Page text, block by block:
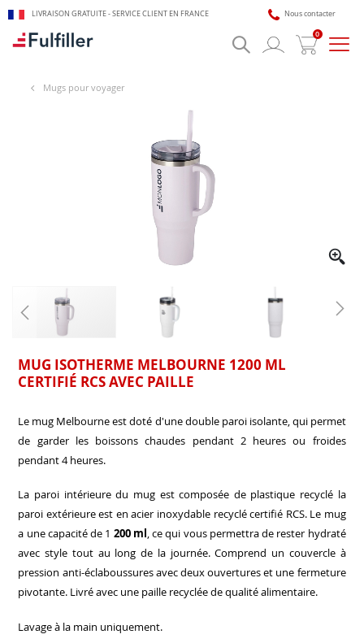
LIVRAISON GRATUITE - SERVICE CLIENT EN FRANCE Nous contacter
0
Mugs pour voyager
MUG ISOTHERME MELBOURNE 1200 ML
CERTIFIÉ RCS AVEC PAILLE
Le mug Melbourne est doté d'une double paroi isolante, qui permet
de garder les boissons chaudes pendant 2 heures ou froides
pendant 4 heures.
La paroi intérieure du mug est composée de plastique recyclé la
paroi extérieure est en acier inoxydable recyclé certifié RCS. Le mug
a une capacité de 1 200 ml, ce qui vous permettra de rester hydraté
avec style tout au long de la journée. Comprend un couvercle à
pression anti-éclaboussures avec deux ouvertures et une fermeture
pivotante. Livré avec une paille recyclée de qualité alimentaire.
Lavage à la main uniquement.
🎯 Assistant impression Fulfiller